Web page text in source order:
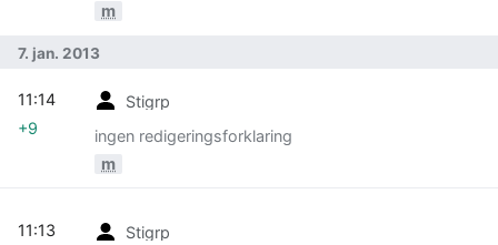
m
7. jan. 2013
Stigrp
ingen redigeringsforklaring
m
11:14
+9
Stigrp
11:13